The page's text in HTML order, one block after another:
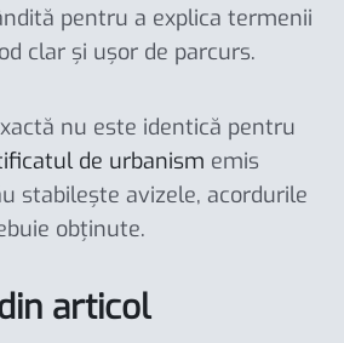
pentru a explica termenii
clar și ușor de parcurs.
nu este identică pentru
de urbanism emis
stabilește avizele, acordurile
obținute.
articol